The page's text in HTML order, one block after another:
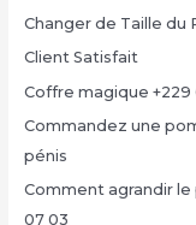
Changer de Taille du
Client Satisfait
Coffre magique +229
Commandez une
pénis
Comment agrandir
07 03